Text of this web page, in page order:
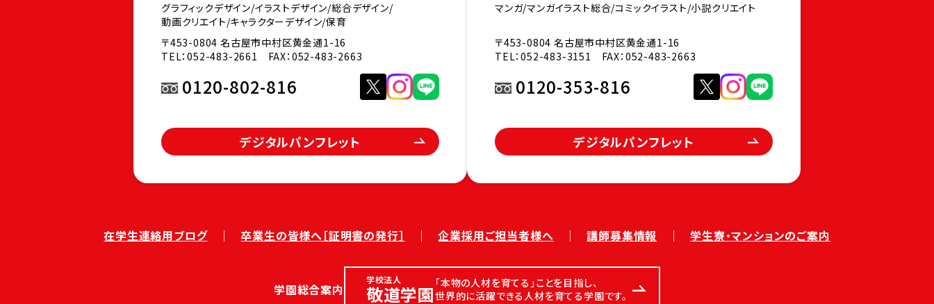
グラフィックデザイン/イラストデザイン/総合デザイン/
動画クリエイト/キャラクターデザイン/保育
〒453-0804 名古屋市中村区黄金通1-16
TEL：052-483-2661 FAX：052-483-2663
0120-802-816
デジタルパンフレット
マンガ/マンガイラスト総合/コミックイラスト/小説クリエイト
〒453-0804 名古屋市中村区黄金通1-16
TEL：052-483-3151 FAX：052-483-2663
0120-353-816
デジタルパンフレット
在学生連絡用ブログ 卒業生の皆様へ［証明書の発行］ 企業採用ご担当者様へ 講師募集情報 学生寮・マンションのご案内
学園総合案内
学校法人
敬道学園 「本物の人材を育てる」ことを目指し、
世界的に活躍できる人材を育てる学園です。